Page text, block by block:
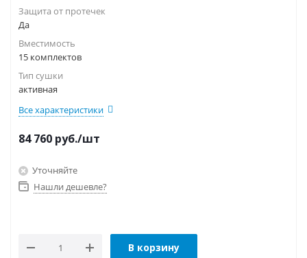
Защита от протечек
Да
Вместимость
15 комплектов
Тип сушки
активная
Все характеристики
84 760 руб./шт
Уточняйте
Нашли дешевле?
В корзину